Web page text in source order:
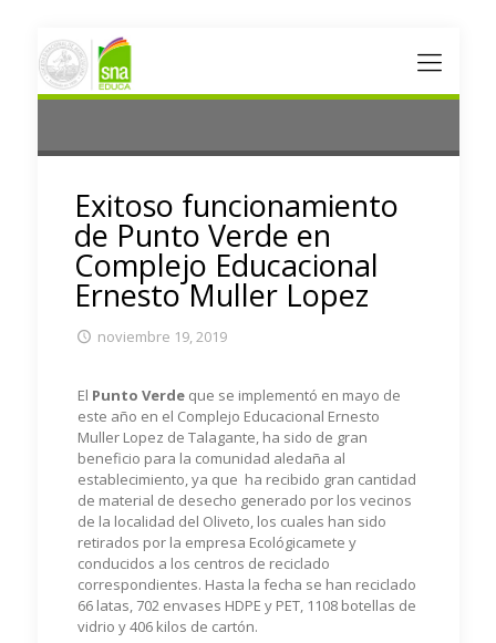
Exitoso funcionamiento
de Punto Verde en
Complejo Educacional
Ernesto Muller Lopez
noviembre 19, 2019
El Punto Verdeque se implementó en mayo de
este año en el Complejo Educacional Ernesto
Muller Lopez de Talagante, ha sido de gran
beneficio para la comunidad aledaña al
establecimiento, ya que ha recibido gran cantidad
de material de desecho generado por los vecinos
de la localidad del Oliveto, los cuales han sido
retirados por la empresa Ecológicamete y
conducidos a los centros de reciclado
correspondientes. Hasta la fecha se han reciclado
66 latas, 702 envases HDPE y PET, 1108 botellas de
vidrio y 406 kilos de cartón.